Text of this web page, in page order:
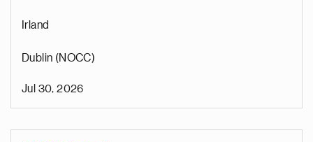
Irland
Dublin (NOCC)
Jul 30, 2026